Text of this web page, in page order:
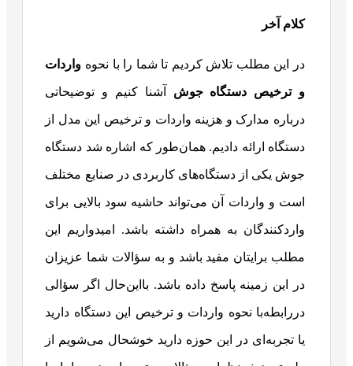
کلام آخر
در این مطلب تلاش کردیم تا شما را با نحوه واردات
و ترخیص دستگاه جوش آشنا کنیم و توضیحاتی
درباره مدارک و هزینه واردات و ترخیص این مدل از
دستگاه ارائه دادیم. همان‌طور که اشاره شد دستگاه
جوش یکی از دستگاه‌های کاربردی در صنایع مختلف
است و واردات آن می‌تواند حاشیه سود بالایی برای
واردکنندگان به همراه داشته باشد. امیدواریم این
مطلب برایتان مفید باشد و به سؤالات شما عزیزان
در این زمینه پاسخ داده باشد. بااین‌حال اگر سؤالی
دررابطه‌با نحوه واردات و ترخیص این دستگاه دارید
یا تجربه‌ای در این حوزه دارید خوشحال می‌شویم از